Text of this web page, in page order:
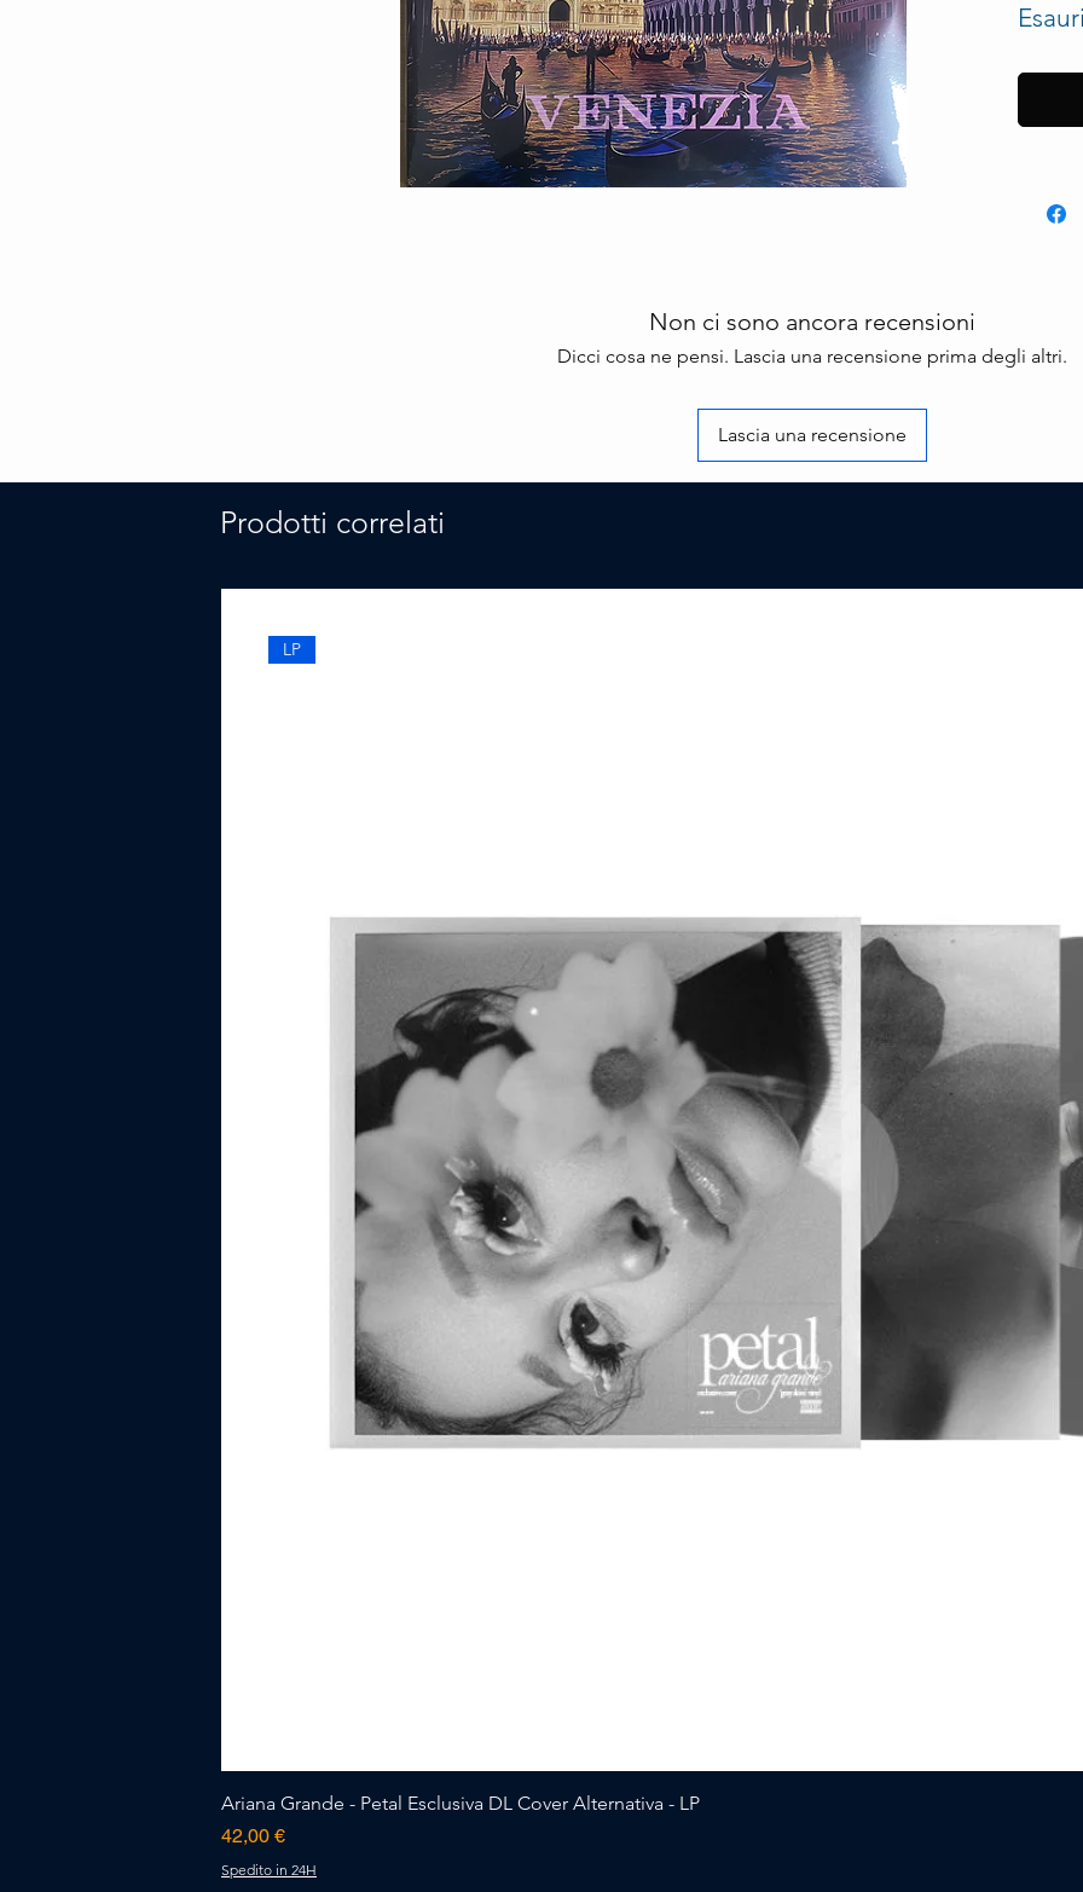
Non ci sono ancora recensioni
Dicci cosa ne pensi. Lascia una recensione prima degli altri.
Lascia una recensione
Prodotti correlati
LP
Ariana Grande - Petal Esclusiva DL Cover Alternativa - LP
Prezzo
42,00 €
Spedito in 24H